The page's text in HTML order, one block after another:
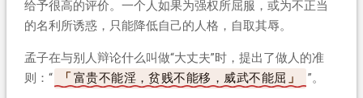
给予很高的评价。一个人如果为强权所屈服，或为不正当
的名利所诱惑，只能降低自己的人格，自取其辱。
孟子在与别人辩论什么叫做“大丈夫”时，提出了做人的准
则：“
富贵不能淫，贫贱不能移，威武不能屈 ”。